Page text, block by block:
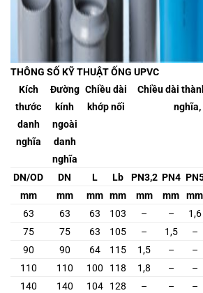
THÔNG SỐ KỸ THUẬT ỐNG UPVC
Kích
thước
danh
nghĩa
Đường
kính
ngoài
danh
nghĩa
Chiều dài
khớp nối
Chiều dài
nghĩa,
DN/OD DN L Lb PN3,2 PN4
mm
mm mm mm mm mm mm
63
63 63 103 – – 1,6
75
75 63 105 – 1,5 –
90
90 64 115 1,5 – –
110
110 100 118 1,8 – –
140
140 104 128 – – –